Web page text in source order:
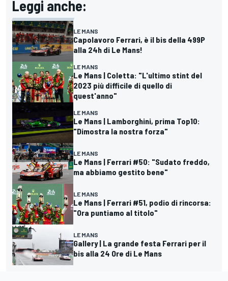
Leggi anche:
LE MANS
Capolavoro Ferrari, è il bis della 499P
alla 24h di Le Mans!
LE MANS
Le Mans | Coletta: "L'ultimo stint del
2023 più difficile di quello di
quest'anno"
LE MANS
Le Mans | Lamborghini, prima Top10:
"Dimostra la nostra forza"
LE MANS
Le Mans | Ferrari #50: "Sudato freddo,
ma abbiamo gestito bene"
LE MANS
Le Mans | Ferrari #51, podio di rincorsa:
"Ora puntiamo al titolo"
LE MANS
Gallery | La grande festa Ferrari per il
bis alla 24 Ore di Le Mans